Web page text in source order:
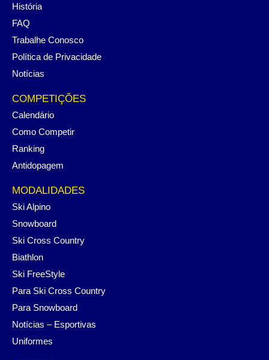
História
FAQ
Trabalhe Conosco
Política de Privacidade
Notícias
COMPETIÇÕES
Calendário
Como Competir
Ranking
Antidopagem
MODALIDADES
Ski Alpino
Snowboard
Ski Cross Country
Biathlon
Ski FreeStyle
Para Ski Cross Country
Para Snowboard
Notícias – Esportivas
Uniformes